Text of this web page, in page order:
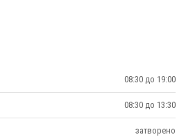
08:30 до 19:00
08:30 до 13:30
затворено